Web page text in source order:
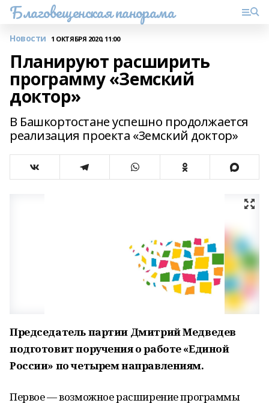
Благовещенская панорама
Новости 1 ОКТЯБРЯ 2020, 11:00
Планируют расширить
программу «Земский
доктор»
В Башкортостане успешно продолжается
реализация проекта «Земский доктор»
Председатель партии Дмитрий Медведев
подготовит поручения о работе «Единой
России» по четырем направлениям.
Первое — возможное расширение программы